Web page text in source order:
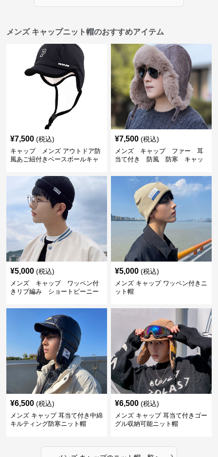
メンズ キャップニット帽のおすすめアイテム
¥7,500 (税込)
キャップ メンズ アウトドア防
風あご紐付きベースボールキャ
¥7,500 (税込)
メンズ キャップ ファー 耳
当て付き 防風 防寒 キャッ
¥5,000 (税込)
メンズ キャップ ワッペン付
きリブ編み ショートビーニー
¥5,000 (税込)
メンズ キャップ ワッペン付きニ
ット帽
¥6,500 (税込)
メンズ キャップ 耳当て付き中綿
キルティング防寒ニット帽
¥6,500 (税込)
メンズ キャップ 耳当て付きゴー
グル収納可能ニット帽